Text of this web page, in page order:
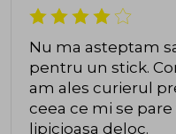
Nu ma asteptam
pentru un stick.
am ales curierul
ceea ce mi se
lipicioasa deloc.